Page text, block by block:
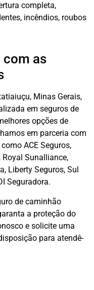
completa,
incêndios, roubos
com as
Minas Gerais,
em seguros de
opções de
em parceria com
ACE Seguros,
Sunalliance,
Liberty Seguros, Sul
Seguradora.
de caminhão
a proteção do
e solicite uma
para atendê-